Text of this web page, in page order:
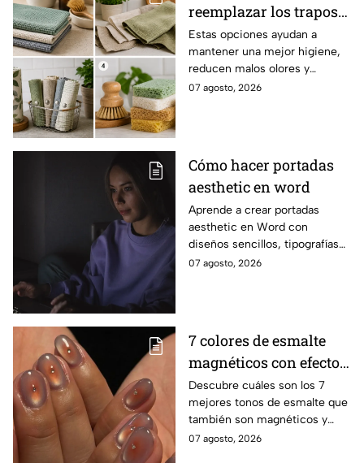
reemplazar los trapos
de cocina por opciones
más saludables,
modernas y elegantes
Estas opciones ayudan a
mantener una mejor higiene,
reducen malos olores y
aportan un toque moderno a la
07 agosto, 2026
Cómo hacer portadas
aesthetic en word
Aprende a crear portadas
aesthetic en Word con
diseños sencillos, tipografías
bonitas y detalles visuales que
07 agosto, 2026
7 colores de esmalte
magnéticos con efecto
ojo de gato para lucir
manos elegantes
Descubre cuáles son los 7
mejores tonos de esmalte que
también son magnéticos y
sirven para realizar el efecto
07 agosto, 2026